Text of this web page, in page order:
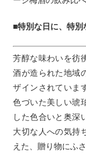
■特別な日に、特
芳醇な味わいを彷
酒が造られた地域
ザインされていま
色づいた美しい琥
した色合いと奥深
大切な人への気持
えた、贈り物にふ